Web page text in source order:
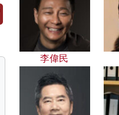
李偉民